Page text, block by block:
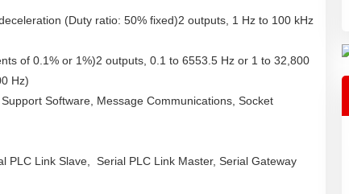
(Duty ratio: 50% fixed)2 outputs, 1 Hz to 100 kHz
of 0.1% or 1%)2 outputs, 0.1 to 6553.5 Hz or 1 to 32,800
Hz)
Software, Message Communications, Socket
Link Slave, Serial PLC Link Master, Serial Gateway